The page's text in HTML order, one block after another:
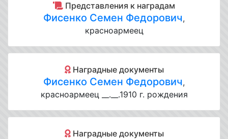
Представления к наградам
Фисенко Семен Федорович,
красноармеец
Наградные документы
Фисенко Семен Федорович,
красноармеец __.__.1910 г. рождения
Наградные документы